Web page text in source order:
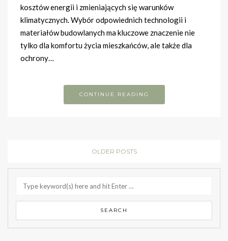
kosztów energii i zmieniających się warunków
klimatycznych. Wybór odpowiednich technologii i
materiałów budowlanych ma kluczowe znaczenie nie
tylko dla komfortu życia mieszkańców, ale także dla
ochrony…
CONTINUE READING
OLDER POSTS